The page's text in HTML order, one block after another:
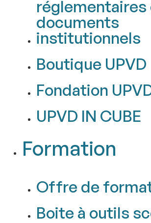
réglementaires
documents
institutionnels
Boutique UPVD
Fondation
UPVD IN CUBE
Formation
Offre de
Boite à outils